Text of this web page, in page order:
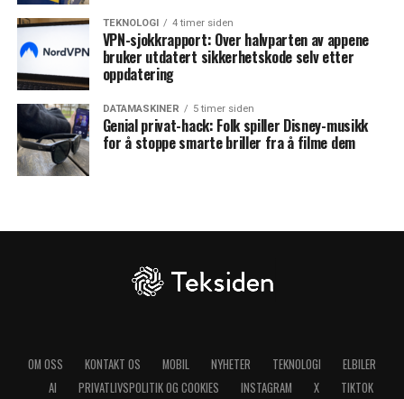
TEKNOLOGI 4 timer siden
VPN-sjokkrapport: Over halvparten av appene
bruker utdatert sikkerhetskode selv etter
oppdatering
DATAMASKINER 5 timer siden
Genial privat-hack: Folk spiller Disney-musikk
for å stoppe smarte briller fra å filme dem
OM OSS KONTAKT OS MOBIL NYHETER TEKNOLOGI
ELBILER
AI
PRIVATLIVSPOLITIK OG COOKIES INSTAGRAM X TIKTOK